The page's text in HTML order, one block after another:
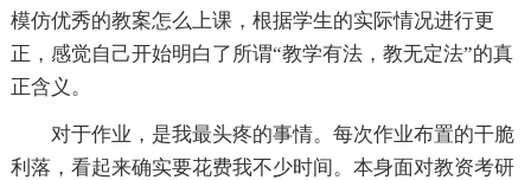
模仿优秀的教案怎么上课，根据学生的实际情况进行更
正，感觉自己开始明白了所谓“教学有法，教无定法”的真
正含义。
对于作业，是我最头疼的事情。每次作业布置的干脆
利落，看起来确实要花费我不少时间。本身面对教资考研